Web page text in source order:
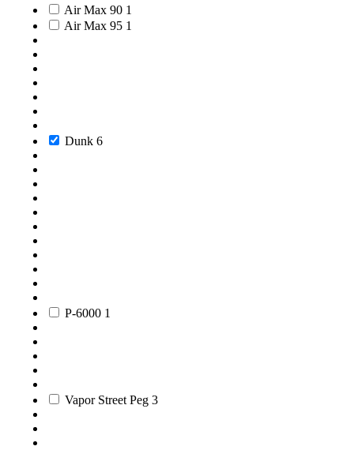
Air Max 90 1
Air Max 95 1
Dunk 6
P-6000 1
Vapor Street Peg 3